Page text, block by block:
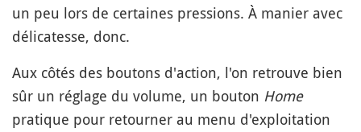
un peu lors de certaines pressions. À manier avec
délicatesse, donc.
Aux côtés des boutons d'action, l'on retrouve bien
sûr un réglage du volume, un bouton Home
pratique pour retourner au menu d'exploitation